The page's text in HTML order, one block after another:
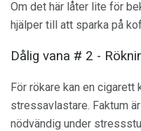
Om det här låter lite för
hjälper till att sparka på
Dålig vana # 2 -
För rökare kan en cigarett
stressavlastare. Faktum
nödvändig under